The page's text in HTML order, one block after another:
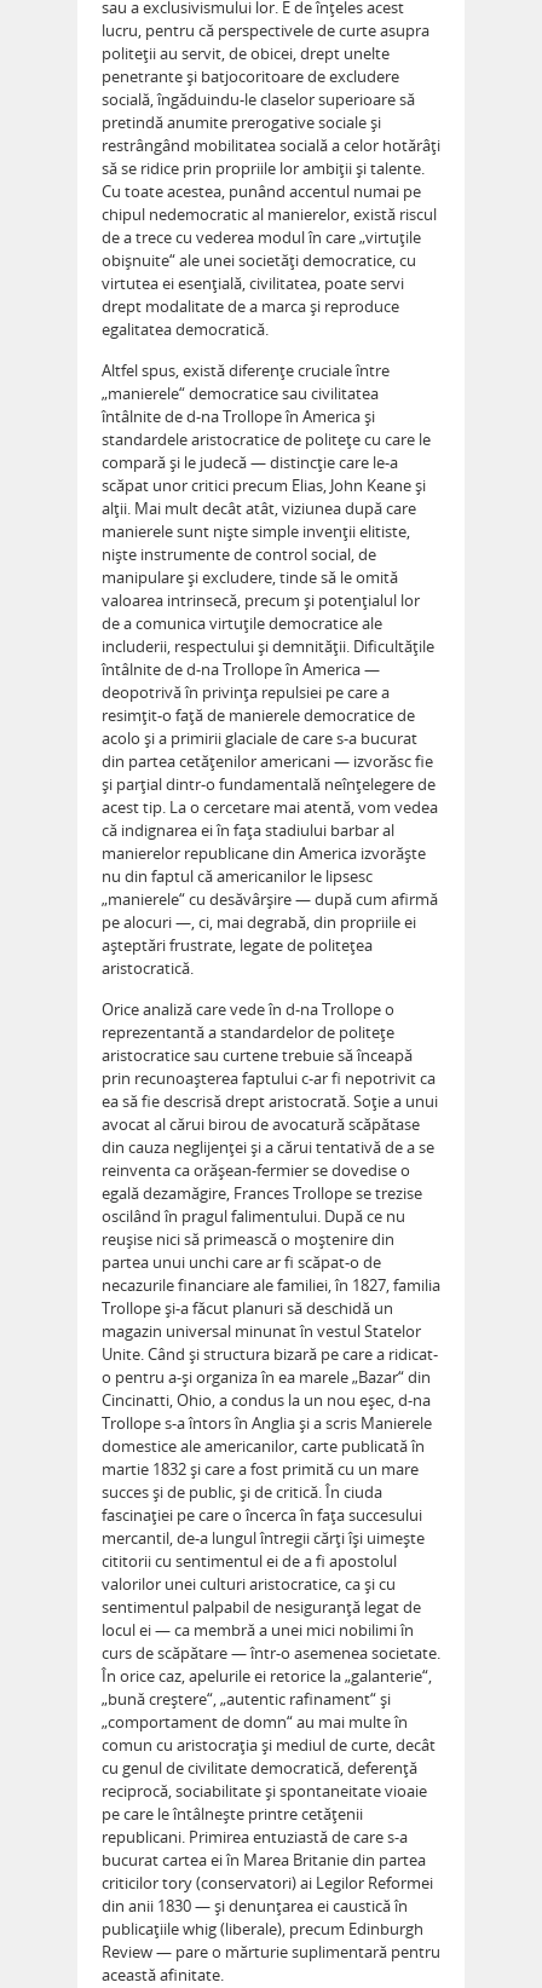
sau a exclusivismului lor. E de înţeles acest
lucru, pentru că perspectivele de curte asupra
politeţii au servit, de obicei, drept unelte
penetrante şi batjocoritoare de excludere
socială, îngăduindu-le claselor superioare să
pretindă anumite prerogative sociale şi
restrângând mobilitatea socială a celor hotărâţi
să se ridice prin propriile lor ambiţii şi talente.
Cu toate acestea, punând accentul numai pe
chipul nedemocratic al manierelor, există riscul
de a trece cu vederea modul în care „virtuţile
obişnuite“ ale unei societăţi democratice, cu
virtutea ei esenţială, civilitatea, poate servi
drept modalitate de a marca şi reproduce
egalitatea democratică.
Altfel spus, există diferenţe cruciale între
„manierele“ democratice sau civilitatea
întâlnite de d-na Trollope în America şi
standardele aristocratice de politeţe cu care le
compară şi le judecă — distincţie care le-a
scăpat unor critici precum Elias, John Keane şi
alţii. Mai mult decât atât, viziunea după care
manierele sunt nişte simple invenţii elitiste,
nişte instrumente de control social, de
manipulare şi excludere, tinde să le omită
valoarea intrinsecă, precum şi potenţialul lor
de a comunica virtuţile democratice ale
includerii, respectului şi demnităţii. Dificultăţile
întâlnite de d-na Trollope în America —
deopotrivă în privinţa repulsiei pe care a
resimţit-o faţă de manierele democratice de
acolo şi a primirii glaciale de care s-a bucurat
din partea cetăţenilor americani — izvorăsc fie
şi parţial dintr-o fundamentală neînţelegere de
acest tip. La o cercetare mai atentă, vom vedea
că indignarea ei în faţa stadiului barbar al
manierelor republicane din America izvorăşte
nu din faptul că americanilor le lipsesc
„manierele“ cu desăvârşire — după cum afirmă
pe alocuri —, ci, mai degrabă, din propriile ei
aşteptări frustrate, legate de politeţea
aristocratică.
Orice analiză care vede în d-na Trollope o
reprezentantă a standardelor de politeţe
aristocratice sau curtene trebuie să înceapă
prin recunoaşterea faptului c-ar fi nepotrivit ca
ea să fie descrisă drept aristocrată. Soţie a unui
avocat al cărui birou de avocatură scăpătase
din cauza neglijenţei şi a cărui tentativă de a se
reinventa ca orăşean-fermier se dovedise o
egală dezamăgire, Frances Trollope se trezise
oscilând în pragul falimentului. După ce nu
reuşise nici să primească o moştenire din
partea unui unchi care ar fi scăpat-o de
necazurile financiare ale familiei, în 1827, familia
Trollope şi-a făcut planuri să deschidă un
magazin universal minunat în vestul Statelor
Unite. Când şi structura bizară pe care a ridicat-
o pentru a-şi organiza în ea marele „Bazar“ din
Cincinatti, Ohio, a condus la un nou eşec, d-na
Trollope s-a întors în Anglia şi a scris Manierele
domestice ale americanilor, carte publicată în
martie 1832 şi care a fost primită cu un mare
succes şi de public, şi de critică. În ciuda
fascinaţiei pe care o încerca în faţa succesului
mercantil, de-a lungul întregii cărţi îşi uimeşte
cititorii cu sentimentul ei de a fi apostolul
valorilor unei culturi aristocratice, ca şi cu
sentimentul palpabil de nesiguranţă legat de
locul ei — ca membră a unei mici nobilimi în
curs de scăpătare — într-o asemenea societate.
În orice caz, apelurile ei retorice la „galanterie“,
„bună creştere“, „autentic rafinament“ şi
„comportament de domn“ au mai multe în
comun cu aristocraţia şi mediul de curte, decât
cu genul de civilitate democratică, deferenţă
reciprocă, sociabilitate şi spontaneitate vioaie
pe care le întâlneşte printre cetăţenii
republicani. Primirea entuziastă de care s-a
bucurat cartea ei în Marea Britanie din partea
criticilor tory (conservatori) ai Legilor Reformei
din anii 1830 — şi denunţarea ei caustică în
publicaţiile whig (liberale), precum Edinburgh
Review — pare o mărturie suplimentară pentru
această afinitate.